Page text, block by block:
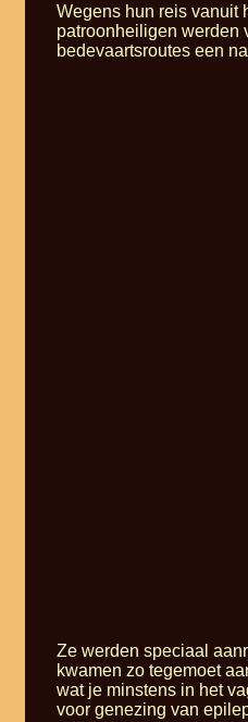
Wegens hun reis vanuit
patroonheiligen werden
bedevaartsroutes een
Ze werden speciaal
kwamen zo tegemoet
wat je minstens in het
voor genezing van